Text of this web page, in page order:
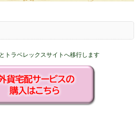
トラベレックスサイトへ移行します